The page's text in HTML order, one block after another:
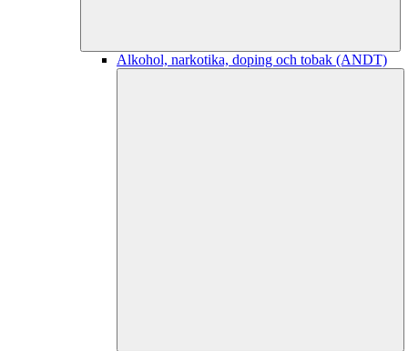
Alkohol, narkotika, doping och tobak (ANDT)